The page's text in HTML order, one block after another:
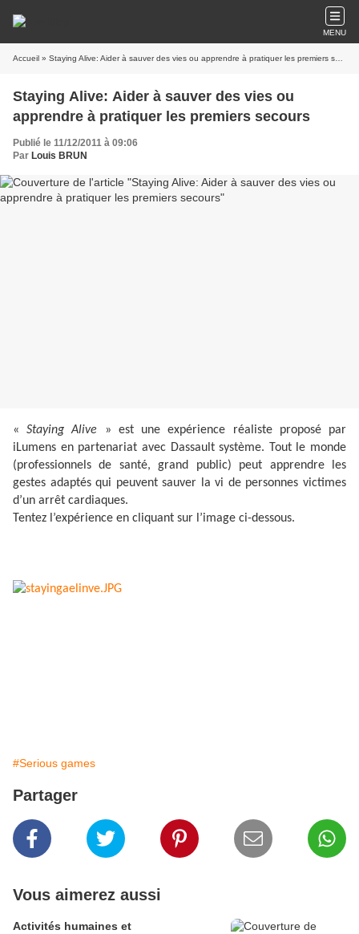
MENU
Accueil » Staying Alive: Aider à sauver des vies ou apprendre à pratiquer les premiers secours
Staying Alive: Aider à sauver des vies ou
apprendre à pratiquer les premiers secours
Publié le 11/12/2011 à 09:06
Par Louis BRUN
«Staying Alive » est une expérience réaliste proposé par
iLumens en partenariat avec Dassault système. Tout le monde
(professionnels de santé, grand public) peut apprendre les
gestes adaptés qui peuvent sauver la vi de personnes victimes
d’un arrêt cardiaques.
Tentez l’expérience en cliquant sur l’image ci-dessous.
#Serious games
Partager
Vous aimerez aussi
Activités humaines et